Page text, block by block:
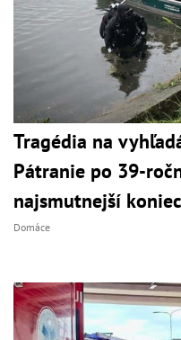
Tragédia na
Pátranie po 39-
najsmutnejší koniec
Domáce